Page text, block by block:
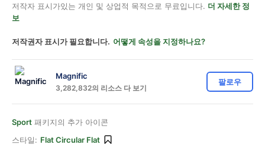
저작자 표시가있는 개인 및 상업적 목적으로 무료입니다. 더 자세한 정
보
저작권자 표시가 필요합니다. 어떻게 속성을 지정하나요?
Magnific
3,282,832의 리소스 다 보기
팔로우
Sport 패키지의 추가 아이콘
스타일: Flat Circular Flat